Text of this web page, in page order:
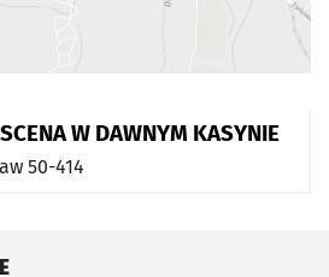
W DAWNYM KASYNIE
50-414